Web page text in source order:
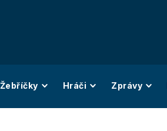
Žebříčky Hráči Zprávy